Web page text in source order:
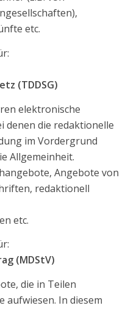
etc.
(TDDSG)
elektronische
denen die redaktionelle
im Vordergrund
Allgemeinheit.
Angebote von
redaktionell
etc.
(MDStV)
die in Teilen
aufwiesen. In diesem